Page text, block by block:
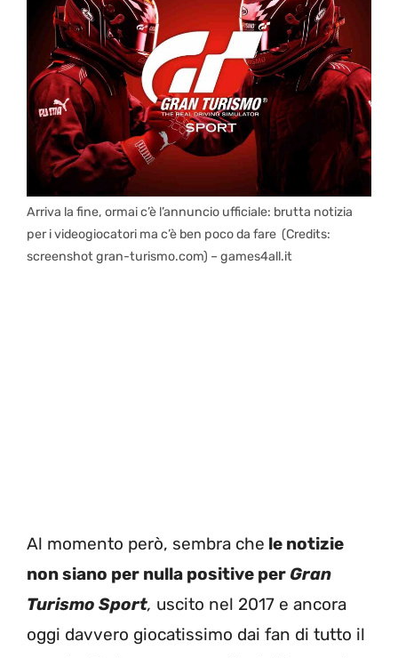
Arriva la fine, ormai c’è l’annuncio ufficiale: brutta notizia
per i videogiocatori ma c’è ben poco da fare (Credits:
screenshot gran-turismo.com) – games4all.it
Al momento però, sembra che le notizie
non siano per nulla positive per Gran
Turismo Sport, uscito nel 2017 e ancora
oggi davvero giocatissimo dai fan di tutto il